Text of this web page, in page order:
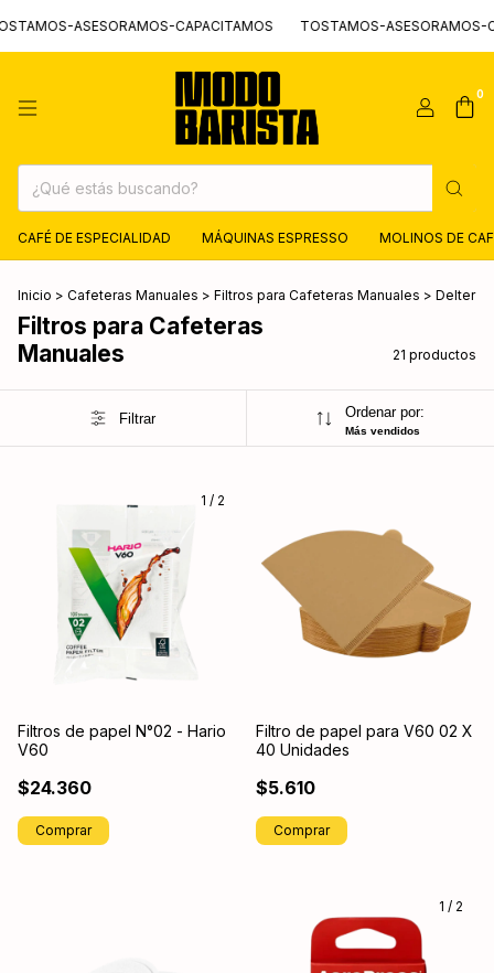
ASESORAMOS-CAPACITAMOS TOSTAMOS-ASESORAMOS-
0
CAFÉ DE ESPECIALIDAD MÁQUINAS ESPRESSO MOLINOS DE
Inicio > Cafeteras Manuales > Filtros para Cafeteras Manuales > Delter
Filtros para Cafeteras
Manuales
21 productos
Filtrar Ordenar por:
Más vendidos
1 / 2
Filtros de papel N°02 - Hario
V60
$24.360
Comprar
Filtro de papel para V60 02 X
40 Unidades
$5.610
1 / 2